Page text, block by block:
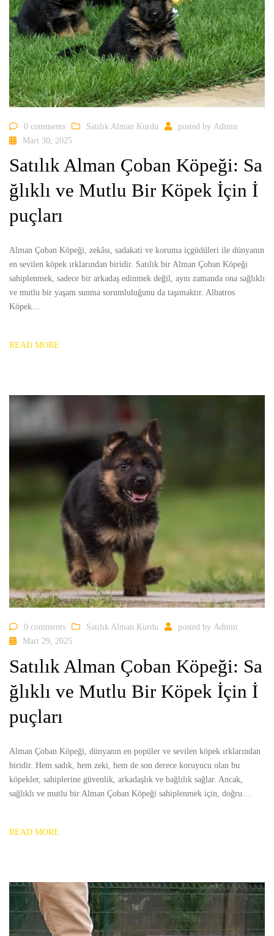
0 comments Satılık Alman Kurdu posted by Admin
Mart 30, 2025
Satılık Alman Çoban Köpeği: Sa
ğlıklı ve Mutlu Bir Köpek İçin İ
puçları
Alman Çoban Köpeği, zekâsı, sadakati ve koruma içgüdüleri ile dünyanın
en sevilen köpek ırklarından biridir. Satılık bir Alman Çoban Köpeği
sahiplenmek, sadece bir arkadaş edinmek değil, aynı zamanda ona sağlıklı
ve mutlu bir yaşam sunma sorumluluğunu da taşımaktır. Albatros
Köpek…
READ MORE
0 comments Satılık Alman Kurdu posted by Admin
Mart 29, 2025
Satılık Alman Çoban Köpeği: Sa
ğlıklı ve Mutlu Bir Köpek İçin İ
puçları
Alman Çoban Köpeği, dünyanın en popüler ve sevilen köpek ırklarından
biridir. Hem sadık, hem zeki, hem de son derece koruyucu olan bu
köpekler, sahiplerine güvenlik, arkadaşlık ve bağlılık sağlar. Ancak,
sağlıklı ve mutlu bir Alman Çoban Köpeği sahiplenmek için, doğru…
READ MORE